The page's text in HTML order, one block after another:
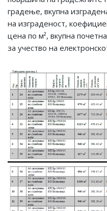
градење, вкупна
на изграденост,
цена по м², вкупна
за учество на